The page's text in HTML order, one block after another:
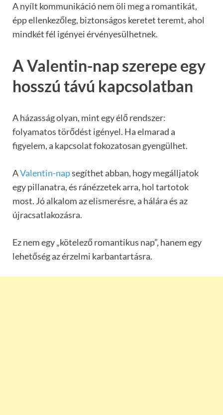
A nyílt kommunikáció nem öli meg a romantikát,
épp ellenkezőleg, biztonságos keretet teremt, ahol
mindkét fél igényei érvényesülhetnek.
A Valentin-nap szerepe egy
hosszú távú kapcsolatban
A házasság olyan, mint egy élő rendszer:
folyamatos törődést igényel. Ha elmarad a
figyelem, a kapcsolat fokozatosan gyengülhet.
AValentin-napsegíthet abban, hogy megálljatok
egy pillanatra, és ránézzetek arra, hol tartotok
most. Jó alkalom az elismerésre, a hálára és az
újracsatlakozásra.
Ez nem egy „kötelező romantikus nap”, hanem egy
lehetőség az érzelmi karbantartásra.